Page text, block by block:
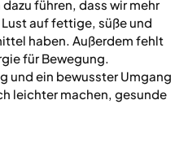
führen, dass wir mehr
auf fettige, süße und
haben. Außerdem fehlt
für Bewegung.
und ein bewusster Umgang
leichter machen, gesunde